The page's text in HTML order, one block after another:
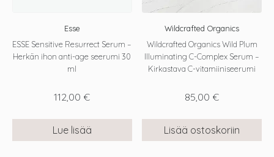
Esse
ESSE Sensitive Resurrect Serum –
Herkän ihon anti-age seerumi 30
ml
112,00 €
Lue lisää
Wildcrafted Organics
Wildcrafted Organics Wild Plum
Illuminating C-Complex Serum –
Kirkastava C-vitamiiniseerumi
85,00 €
Lisää ostoskoriin